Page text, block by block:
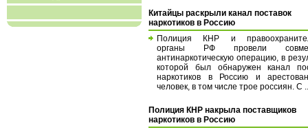
Китайцы раскрыли канал поставок
наркотиков в Россию
Полиция КНР и
органы РФ провели
антинаркотическую операцию, в
которой был обнаружен канал
наркотиков в Россию и
человек, в том числе трое россиян. С
Полиция КНР накрыла поставщиков
наркотиков в Россию